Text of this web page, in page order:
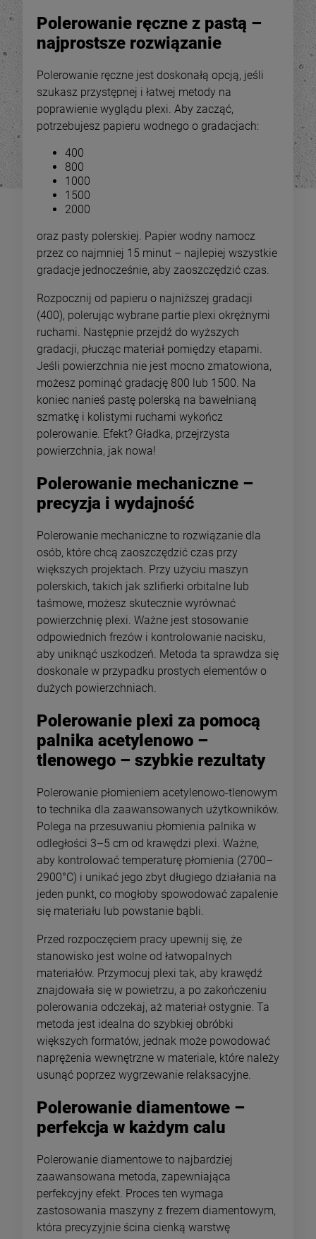
DO KOSZYKA DO KOSZYKA
Polerowanie ręczne z pastą –
najprostsze rozwiązanie
Polerowanie ręczne jest doskonałą opcją, jeśli
szukasz przystępnej i łatwej metody na
poprawienie wyglądu plexi. Aby zacząć,
potrzebujesz papieru wodnego o gradacjach:
400
800
1000
1500
2000
oraz pasty polerskiej. Papier wodny namocz
przez co najmniej 15 minut – najlepiej wszystkie
gradacje jednocześnie, aby zaoszczędzić czas.
Rozpocznij od papieru o najniższej gradacji
(400), polerując wybrane partie plexi okrężnymi
ruchami. Następnie przejdź do wyższych
gradacji, płucząc materiał pomiędzy etapami.
Jeśli powierzchnia nie jest mocno zmatowiona,
możesz pominąć gradację 800 lub 1500. Na
koniec nanieś pastę polerską na bawełnianą
szmatkę i kolistymi ruchami wykończ
polerowanie. Efekt? Gładka, przejrzysta
powierzchnia, jak nowa!
Polerowanie mechaniczne –
precyzja i wydajność
Polerowanie mechaniczne to rozwiązanie dla
osób, które chcą zaoszczędzić czas przy
większych projektach. Przy użyciu maszyn
polerskich, takich jak szlifierki orbitalne lub
taśmowe, możesz skutecznie wyrównać
powierzchnię plexi. Ważne jest stosowanie
odpowiednich frezów i kontrolowanie nacisku,
aby uniknąć uszkodzeń. Metoda ta sprawdza się
doskonale w przypadku prostych elementów o
dużych powierzchniach.
Polerowanie plexi za pomocą
palnika acetylenowo –
tlenowego – szybkie rezultaty
Polerowanie płomieniem acetylenowo-tlenowym
to technika dla zaawansowanych użytkowników.
Polega na przesuwaniu płomienia palnika w
odległości 3–5 cm od krawędzi plexi. Ważne,
aby kontrolować temperaturę płomienia (2700–
2900°C) i unikać jego zbyt długiego działania na
jeden punkt, co mogłoby spowodować zapalenie
się materiału lub powstanie bąbli.
Przed rozpoczęciem pracy upewnij się, że
stanowisko jest wolne od łatwopalnych
materiałów. Przymocuj plexi tak, aby krawędź
znajdowała się w powietrzu, a po zakończeniu
polerowania odczekaj, aż materiał ostygnie. Ta
metoda jest idealna do szybkiej obróbki
większych formatów, jednak może powodować
naprężenia wewnętrzne w materiale, które należy
usunąć poprzez wygrzewanie relaksacyjne.
Polerowanie diamentowe –
perfekcja w każdym calu
Polerowanie diamentowe to najbardziej
zaawansowana metoda, zapewniająca
perfekcyjny efekt. Proces ten wymaga
zastosowania maszyny z frezem diamentowym,
która precyzyjnie ścina cienką warstwę